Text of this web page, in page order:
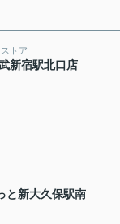
トア
新宿駅北口店
と新大久保駅南